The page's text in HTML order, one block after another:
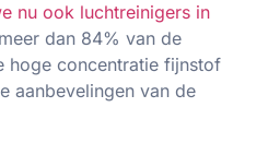
geventileerde
onbehaaglijk
van leerlingen en
nu ook luchtreinigers in
dan 84% van de
hoge concentratie fijnstof
aanbevelingen van de